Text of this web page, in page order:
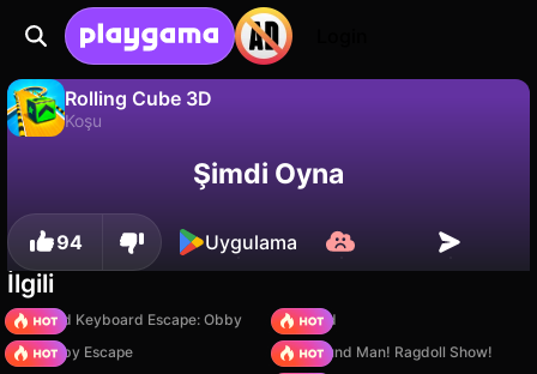
Rolling Cube 3D
Koşu
İlerlemeyi kaydet! Hayır
Şimdi Oyna
94 Uygulama
İlgili
+1 Speed Keyboard Escape: Obby
TB World
Your Obby Escape
Playground Man! Ragdoll Show!